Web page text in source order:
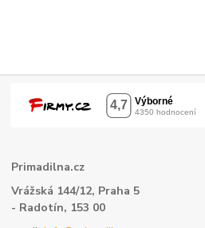
Primadilna.cz
Vrážská 144/12, Praha 5
- Radotín, 153 00